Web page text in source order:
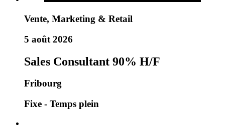
Vente, Marketing & Retail
5 août 2026
Sales Consultant 90% H/F
Fribourg
Fixe - Temps plein